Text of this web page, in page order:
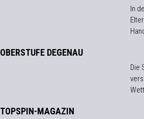
In
OBERSTUFE DEGENAU
Die
TOPSPIN-MAGAZIN